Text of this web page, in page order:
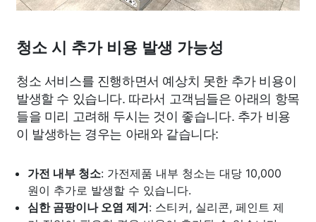
청소 시 추가 비용 발생 가능성
청소 서비스를 진행하면서 예상치 못한 추가 비용이
발생할 수 있습니다. 따라서 고객님들은 아래의 항목
들을 미리 고려해 두시는 것이 좋습니다. 추가 비용
이 발생하는 경우는 아래와 같습니다:
가전 내부 청소: 가전제품 내부 청소는 대당 10,000
원이 추가로 발생할 수 있습니다.
심한 곰팡이나 오염 제거: 스티커, 실리콘, 페인트 제